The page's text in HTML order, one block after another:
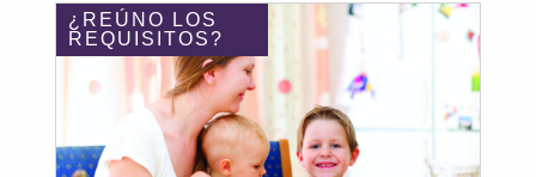
¿REÚNO LOS
REQUISITOS?